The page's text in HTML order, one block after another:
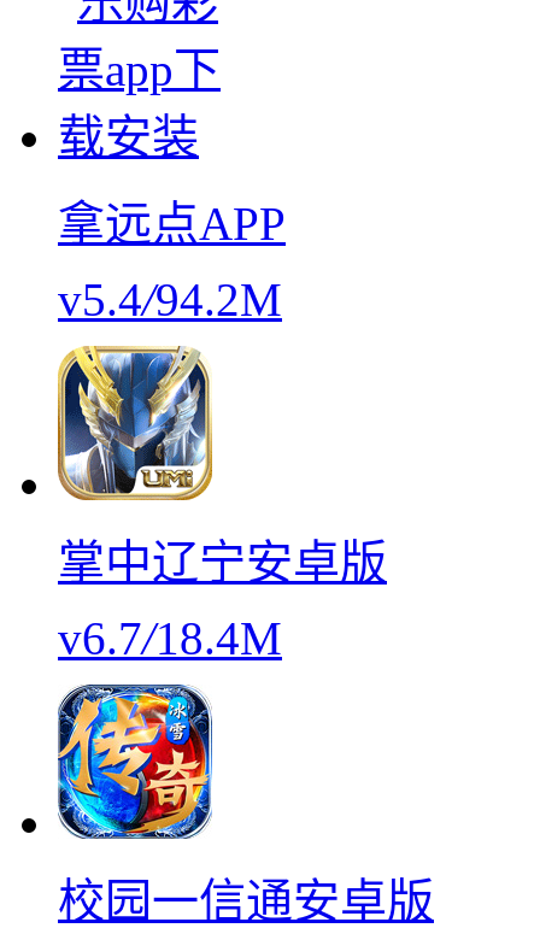
拿远点APP
v5.4/94.2M
掌中辽宁安卓版
v6.7/18.4M
校园一信通安卓版